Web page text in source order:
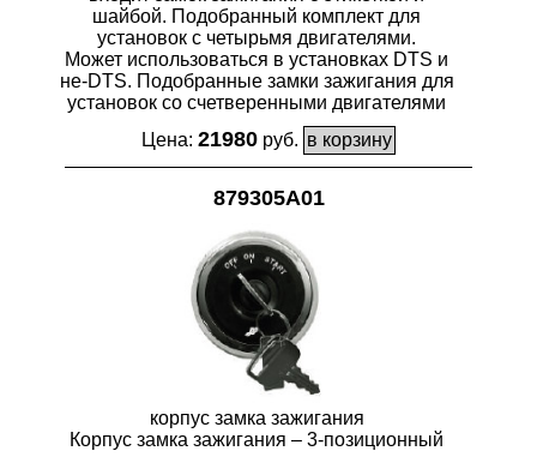
шайбой. Подобранный комплект для
установок с четырьмя двигателями.
Может использоваться в установках DTS и
не-DTS. Подобранные замки зажигания для
установок со счетверенными двигателями
Цена: 21980 руб.
879305A01
корпус замка зажигания
Корпус замка зажигания – 3-позиционный